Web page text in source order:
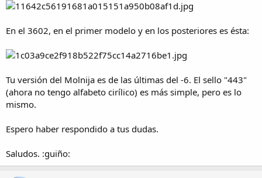
En el 3602, en el primer modelo y en los posteriores es ésta:
Tu versión del Molnija es de las últimas del -6. El sello "443"
(ahora no tengo alfabeto cirílico) es más simple, pero es lo
mismo.
Espero haber respondido a tus dudas.
Saludos. :guiño: